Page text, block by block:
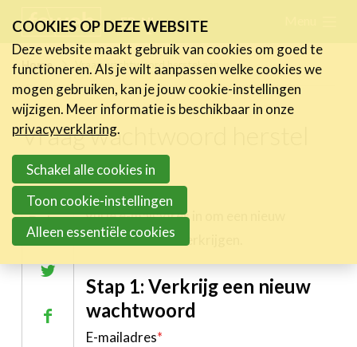
links
Jump
to
navigation
to
main
content
FR NL
Home Vraag wachtwoord herstel aan
Vraag wachtwoord herstel
aan
Delen
Deel
Twitter
Deel
Vul je e-mailadres in om een nieuw
wachtwoord te verkrijgen.
Stap 1: Verkrijg een nieuw
wachtwoord
E-mailadres*
Nieuws
Activiteiten
Expertise
Toolbox
Bedrijvenzoeker
Lid worden
COOKIES OP DEZE WEBSITE
Deze website maakt gebruik van cookies om goed te
functioneren. Als je wilt aanpassen welke cookies we
mogen gebruiken, kan je jouw cookie-instellingen
wijzigen. Meer informatie is beschikbaar in onze
privacyverklaring.
Schakel alle cookies in
Toon cookie-instellingen
Alleen essentiële cookies